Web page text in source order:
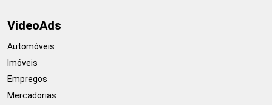
VideoAds
Automóveis
Imóveis
Empregos
Mercadorias